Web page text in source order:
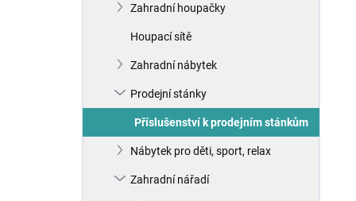
e
Zahradní houpačky
Houpací sítě
Zahradní nábytek
Prodejní stánky
Příslušenství k prodejním stánkům
Nábytek pro děti, sport, relax
Zahradní nářadí